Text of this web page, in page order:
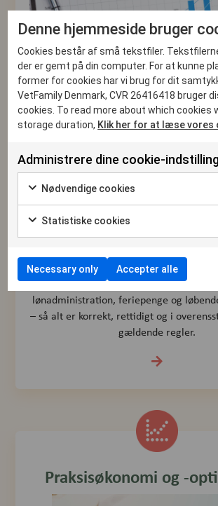
Økonomistyring i en dyreklinik handler
nøgletal og budgetter. Den daglige
regnskab, løn og indberetninger fylder
Som medlem af VetFamily kan du få
specialiseret løsning målrettet
klinikken få håndteret blandt andet
lønadministration, feriepenge og
– så alt er korrekt, rettidigt og i
gældende regler.
Praksisøkonomi og -
Denne hjemmeside bruger
Cookies består af små tekstfiler.
der er gemt på din computer. For at kunne
former for cookies har vi brug for dit
VetFamily Denmark, CVR 26416418 bruger
cookies. To read more about which cookies
storage duration, Klik her for at læse vores
Administrere dine cookie-
Nødvendige cookies
Statistiske cookies
Necessary only Accepter alle